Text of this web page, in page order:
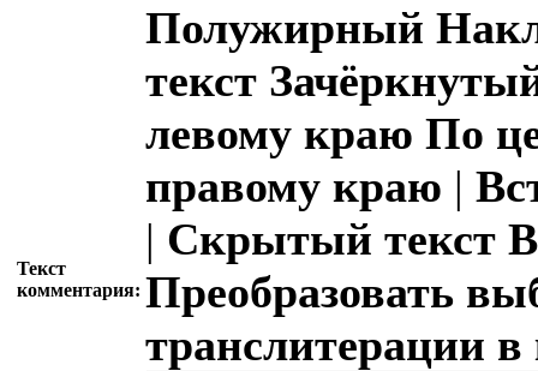
Текст
комментария:
Полужирный
текст
левому краю По
правому краю |
| Скрытый текст
Преобразовать
транслитерации